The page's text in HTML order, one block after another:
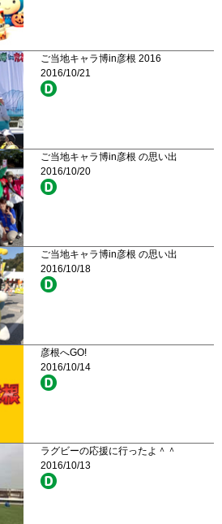
ご当地キャラ博in彦根 2016
2016/10/21
ご当地キャラ博in彦根 の思い出
2016/10/20
ご当地キャラ博in彦根 の思い出
2016/10/18
彦根へGO!
2016/10/14
ラグビーの応援に行ったよ＾＾
2016/10/13